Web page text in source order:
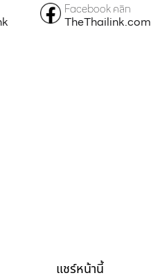
Facebook คลิก
TheThailink.com
แชร์หน้านี้